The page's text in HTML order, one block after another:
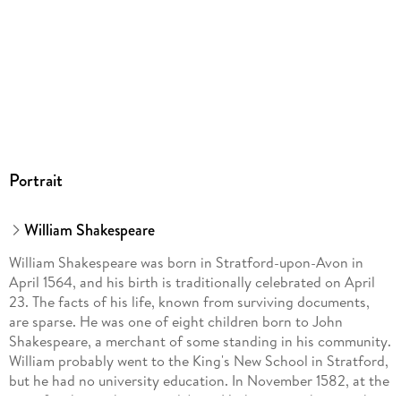
Portrait
William Shakespeare
William Shakespeare was born in Stratford-upon-Avon in
April 1564, and his birth is traditionally celebrated on April
23. The facts of his life, known from surviving documents,
are sparse. He was one of eight children born to John
Shakespeare, a merchant of some standing in his community.
William probably went to the King's New School in Stratford,
but he had no university education. In November 1582, at the